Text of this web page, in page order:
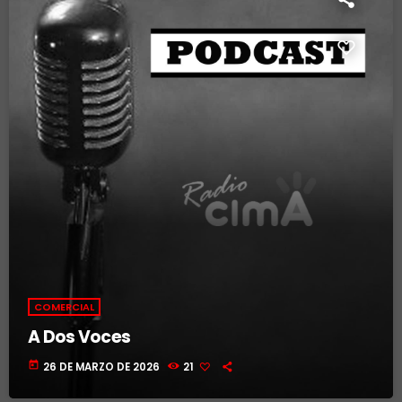
COMERCIAL
A Dos Voces
today 26 DE MARZO DE 2026 21